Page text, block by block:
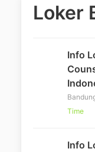
Loker
Info
Time
Info